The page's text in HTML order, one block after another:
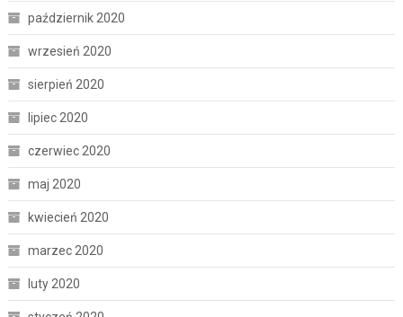
październik 2020
wrzesień 2020
sierpień 2020
lipiec 2020
czerwiec 2020
maj 2020
kwiecień 2020
marzec 2020
luty 2020